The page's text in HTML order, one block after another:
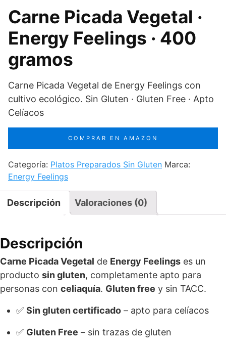
Carne Picada Vegetal ·
Energy Feelings · 400
gramos
Carne Picada Vegetal de Energy Feelings con
cultivo ecológico. Sin Gluten · Gluten Free · Apto
Celíacos
COMPRAR EN AMAZON
Categoría: Platos Preparados Sin Gluten Marca:
Energy Feelings
Descripción Valoraciones (0)
Descripción
Carne Picada Vegetal de Energy Feelings es un
producto sin gluten, completamente apto para
personas con celiaquía. Gluten free y sin TACC.
✅ Sin gluten certificado – apto para celíacos
✅ Gluten Free – sin trazas de gluten